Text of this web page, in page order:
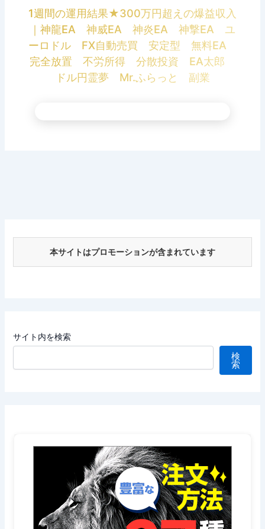
1週間の運用結果★300万円超えの爆益収入
｜神龍EA 神威EA 神炎EA 神撃EA ユ
ーロドル FX自動売買 安定型 無料EA
完全放置 不労所得 分散投資 EA太郎
ドル円霊夢 Mr.ふらっと 副業
本サイトはプロモーションが含まれています
サイト内を検索
検
索